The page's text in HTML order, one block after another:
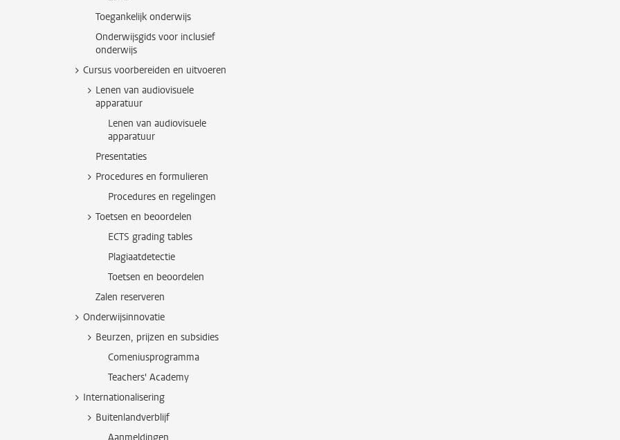
Toegankelijk onderwijs
Onderwijsgids voor inclusief
onderwijs
Cursus voorbereiden en uitvoeren
Lenen van audiovisuele
apparatuur
Lenen van audiovisuele
apparatuur
Presentaties
Procedures en formulieren
Procedures en regelingen
Toetsen en beoordelen
ECTS grading tables
Plagiaatdetectie
Toetsen en beoordelen
Zalen reserveren
Onderwijsinnovatie
Beurzen, prijzen en subsidies
Comeniusprogramma
Teachers' Academy
Internationalisering
Buitenlandverblijf